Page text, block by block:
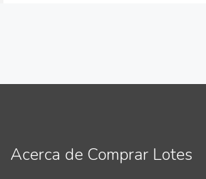
Acerca de Comprar Lotes